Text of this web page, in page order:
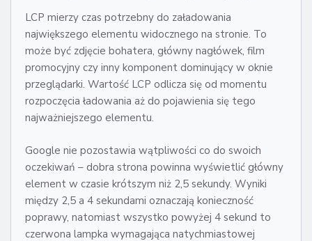
LCP mierzy czas potrzebny do załadowania
największego elementu widocznego na stronie. To
może być zdjęcie bohatera, główny nagłówek, film
promocyjny czy inny komponent dominujący w oknie
przeglądarki. Wartość LCP odlicza się od momentu
rozpoczęcia ładowania aż do pojawienia się tego
najważniejszego elementu.
Google nie pozostawia wątpliwości co do swoich
oczekiwań – dobra strona powinna wyświetlić główny
element w czasie krótszym niż 2,5 sekundy. Wyniki
między 2,5 a 4 sekundami oznaczają konieczność
poprawy, natomiast wszystko powyżej 4 sekund to
czerwona lampka wymagająca natychmiastowej